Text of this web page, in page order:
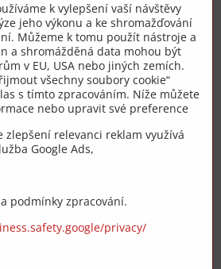
k vylepšení vaší návštěvy
jeho výkonu a ke shromažďování
Můžeme k tomu použít nástroje a
a shromážděná data mohou být
v EU, USA nebo jiných zemích.
všechny soubory cookie“
s tímto zpracováním. Níže můžete
nebo upravit své preference
zlepšení relevanci reklam využívá
Google Ads,
podmínky zpracování.
privacy/